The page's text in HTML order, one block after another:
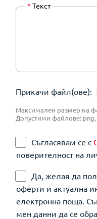
* Текст
Прикачи файл(ове):
Максимален размер на
Допустими файлове:
Съгласявам се с
поверителност на
Да, желая да
оферти и актуална
електронна поща.
мен данни да се